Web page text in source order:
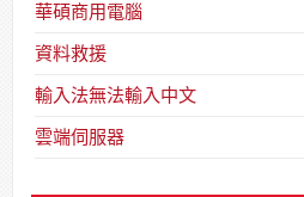
華碩商用電腦
資料救援
輸入法無法輸入中文
雲端伺服器